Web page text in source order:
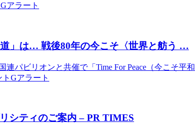
アラート
」は… 戦後80年の今こそ〈世界と舫う …
パビリオンと共催で「Time For Peace（今こそ平和
Gアラート
シティのご案内 – PR TIMES